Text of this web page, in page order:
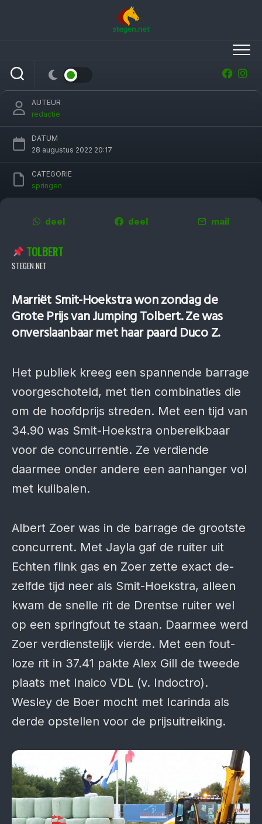
Jumping Tolbert
AUTEUR
redactie
DATUM
28 augustus 2022 20:17
CATEGORIE
springen
deel deel mail
TOLBERT
STEGEN.NET
Marriët Smit-Hoekstra won zon­dag de
Grote Prijs van Jumping Tolbert. Ze was
onver­slaan­baar met haar paard Duco Z.
Het publiek kreeg een span­nende barrage
voor­geschoteld, met tien com­binaties die
om de hoofd­­prijs streden. Met een tijd van
34.90 was Smit-Hoekstra onbe­reikbaar
voor de concurrentie. Ze ver­diende
daarmee onder andere een aanhanger vol
met kuilbalen.
Albert Zoer was in de barrage de grootste
con­current. Met Jayla gaf de ruiter uit
Echten flink gas en Zoer zette exact de­
zelfde tijd neer als Smit-Hoekstra, alleen
kwam de snelle rit de Drentse ruiter wel
op een spring­fout te staan. Daarmee werd
Zoer verdien­stelijk vierde. Met een fout­
loze rit in 37.41 pakte Alex Gill de tweede
plaats met Inaico VDL (v. Indoctro).
Wesley de Boer mocht met Icarinda als
derde opstellen voor de prijs­uitreiking.